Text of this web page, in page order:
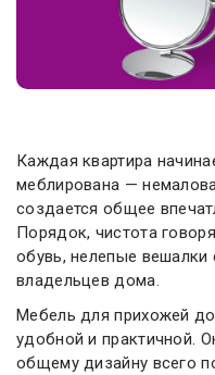
Каждая квартира
меблирована —
создается общее
Порядок, чистота
обувь, нелепые вешалки
владельцев дома.
Мебель для прихожей
удобной и практичной.
общему дизайну всего